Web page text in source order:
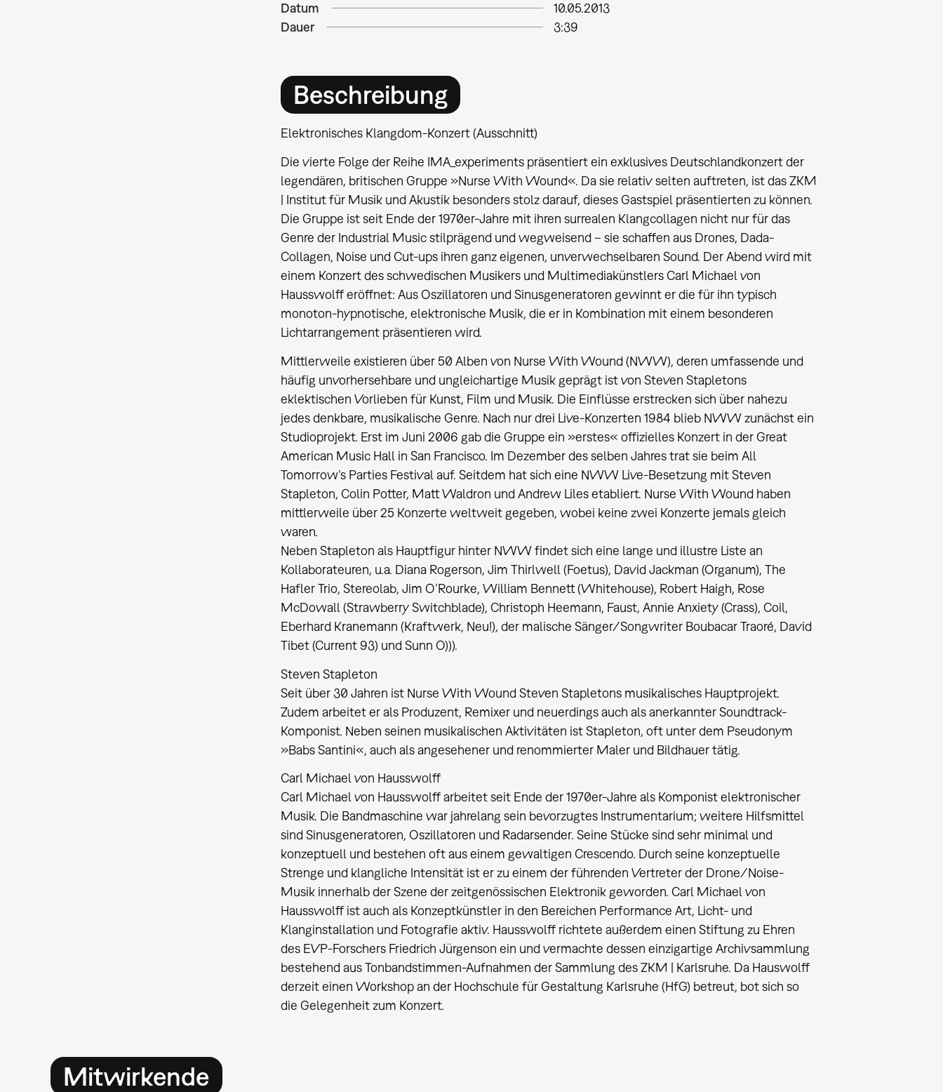
Datum
10.05.2013
Dauer
3:39
Beschreibung
Elektronisches Klangdom-Konzert (Ausschnitt)
Die vierte Folge der Reihe IMA_experiments präsentiert ein exklusives Deutschlandkonzert der
legendären, britischen Gruppe »Nurse With Wound«. Da sie relativ selten auftreten, ist das ZKM
| Institut für Musik und Akustik besonders stolz darauf, dieses Gastspiel präsentierten zu können.
Die Gruppe ist seit Ende der 1970er-Jahre mit ihren surrealen Klangcollagen nicht nur für das
Genre der Industrial Music stilprägend und wegweisend – sie schaffen aus Drones, Dada-
Collagen, Noise und Cut-ups ihren ganz eigenen, unverwechselbaren Sound. Der Abend wird mit
einem Konzert des schwedischen Musikers und Multimediakünstlers Carl Michael von
Hausswolff eröffnet: Aus Oszillatoren und Sinusgeneratoren gewinnt er die für ihn typisch
monoton-hypnotische, elektronische Musik, die er in Kombination mit einem besonderen
Lichtarrangement präsentieren wird.
Mittlerweile existieren über 50 Alben von Nurse With Wound (NWW), deren umfassende und
häufig unvorhersehbare und ungleichartige Musik geprägt ist von Steven Stapletons
eklektischen Vorlieben für Kunst, Film und Musik. Die Einflüsse erstrecken sich über nahezu
jedes denkbare, musikalische Genre. Nach nur drei Live-Konzerten 1984 blieb NWW zunächst ein
Studioprojekt. Erst im Juni 2006 gab die Gruppe ein »erstes« offizielles Konzert in der Great
American Music Hall in San Francisco. Im Dezember des selben Jahres trat sie beim All
Tomorrow’s Parties Festival auf. Seitdem hat sich eine NWW Live-Besetzung mit Steven
Stapleton, Colin Potter, Matt Waldron und Andrew Liles etabliert. Nurse With Wound haben
mittlerweile über 25 Konzerte weltweit gegeben, wobei keine zwei Konzerte jemals gleich
waren.
Neben Stapleton als Hauptfigur hinter NWW findet sich eine lange und illustre Liste an
Kollaborateuren, u.a. Diana Rogerson, Jim Thirlwell (Foetus), David Jackman (Organum), The
Hafler Trio, Stereolab, Jim O’Rourke, William Bennett (Whitehouse), Robert Haigh, Rose
McDowall (Strawberry Switchblade), Christoph Heemann, Faust, Annie Anxiety (Crass), Coil,
Eberhard Kranemann (Kraftwerk, Neu!), der malische Sänger/Songwriter Boubacar Traoré, David
Tibet (Current 93) und Sunn O))).
Steven Stapleton
Seit über 30 Jahren ist Nurse With Wound Steven Stapletons musikalisches Hauptprojekt.
Zudem arbeitet er als Produzent, Remixer und neuerdings auch als anerkannter Soundtrack-
Komponist. Neben seinen musikalischen Aktivitäten ist Stapleton, oft unter dem Pseudonym
»Babs Santini«, auch als angesehener und renommierter Maler und Bildhauer tätig.
Carl Michael von Hausswolff
Carl Michael von Hausswolff arbeitet seit Ende der 1970er-Jahre als Komponist elektronischer
Musik. Die Bandmaschine war jahrelang sein bevorzugtes Instrumentarium; weitere Hilfsmittel
sind Sinusgeneratoren, Oszillatoren und Radarsender. Seine Stücke sind sehr minimal und
konzeptuell und bestehen oft aus einem gewaltigen Crescendo. Durch seine konzeptuelle
Strenge und klangliche Intensität ist er zu einem der führenden Vertreter der Drone/Noise-
Musik innerhalb der Szene der zeitgenössischen Elektronik geworden. Carl Michael von
Hausswolff ist auch als Konzeptkünstler in den Bereichen Performance Art, Licht- und
Klanginstallation und Fotografie aktiv. Hausswolff richtete außerdem einen Stiftung zu Ehren
des EVP-Forschers Friedrich Jürgenson ein und vermachte dessen einzigartige Archivsammlung
bestehend aus Tonbandstimmen-Aufnahmen der Sammlung des ZKM | Karlsruhe. Da Hauswolff
derzeit einen Workshop an der Hochschule für Gestaltung Karlsruhe (HfG) betreut, bot sich so
die Gelegenheit zum Konzert.
Mitwirkende